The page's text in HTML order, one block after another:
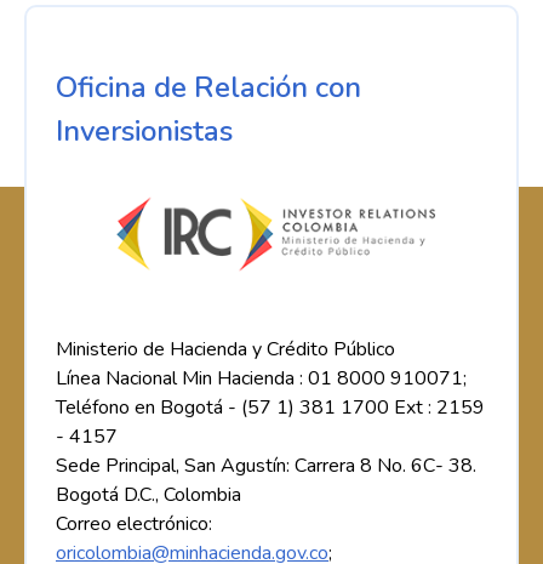
Oficina de Relación con
Inversionistas
Ministerio de Hacienda y Crédito Público
Línea Nacional Min Hacienda : 01 8000 910071;
Teléfono en Bogotá - (57 1) 381 1700 Ext : 2159
- 4157
Sede Principal, San Agustín: Carrera 8 No. 6C- 38.
Bogotá D.C., Colombia
Correo electrónico:
oricolombia@minhacienda.gov.co;